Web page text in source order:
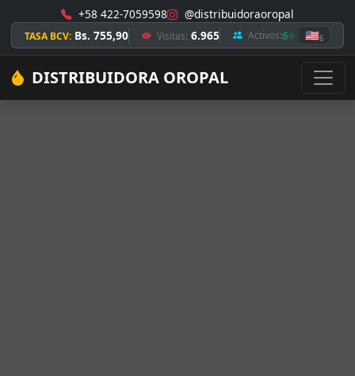
+58 422-7059598 @distribuidoraoropal
TASA BCV: Bs. 755,90 Visitas: 6.965 Activos:6 🇺🇸6
DISTRIBUIDORA OROPAL